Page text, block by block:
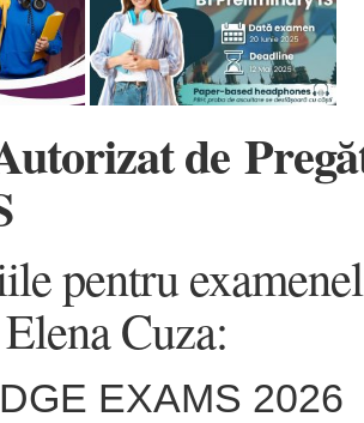
de
pentru
Cuza:
EXAMS 2026